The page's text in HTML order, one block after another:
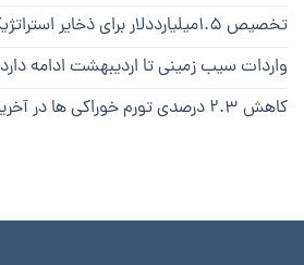
تخصیص ۱.۵میلیارددلار برای ذخایر استراتژیک کالای اساسی در۱۴۰۴
واردات سیب زمینی تا اردیبهشت ادامه دارد
کاهش ۲.۳ درصدی تورم خوراکی ها در آخرین ماه ۱۴۰۳